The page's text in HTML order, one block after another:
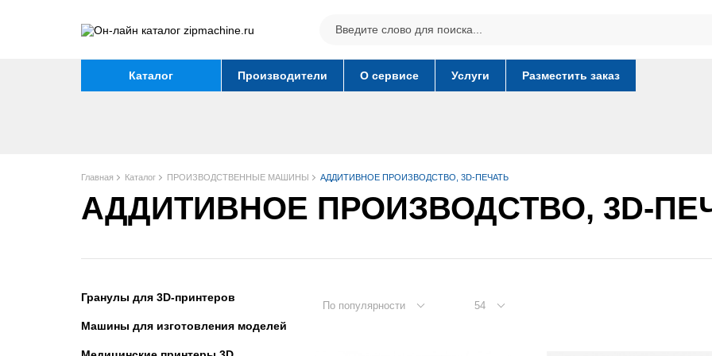
Каталог Производители О сервисе Услуги Разместить заказ
Главная Каталог ПРОИЗВОДСТВЕННЫЕ МАШИНЫ АДДИТИВНОЕ ПРОИЗВОДСТВО, 3D-ПЕЧАТЬ
АДДИТИВНОЕ ПРОИЗВОДСТВО, 3D-
Гранулы для 3D-принтеров
Машины для изготовления моделей
По популярности 54